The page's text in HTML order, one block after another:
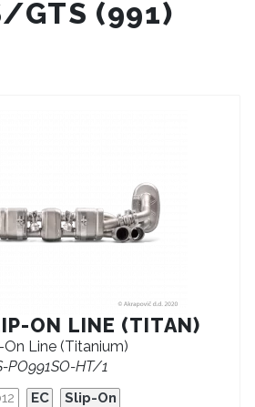
(991)
ON LINE (TITAN)
On Line (Titanium)
PO991SO-HT/1
EC Slip-On